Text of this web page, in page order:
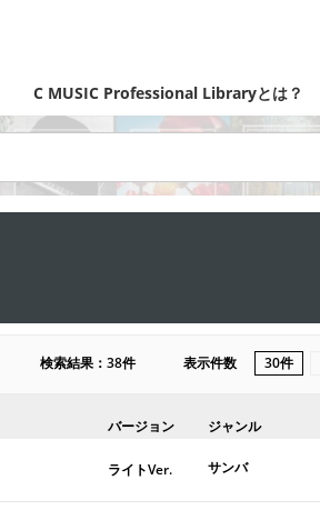
C MUSIC Professional Libraryとは？
検索結果：38件 表示件数 30件
バージョン ジャンル
ライトVer. サンバ